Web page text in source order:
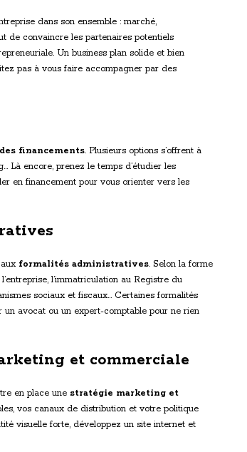
dans son ensemble : marché,
de convaincre les partenaires potentiels
Un business plan solide et bien
pas à vous faire accompagner par des
financements. Plusieurs options s’offrent à
Là encore, prenez le temps d’étudier les
en financement pour vous orienter vers les
formalités administratives. Selon la forme
l’immatriculation au Registre du
sociaux et fiscaux… Certaines formalités
un avocat ou un expert-comptable pour ne rien
et commerciale
en place une stratégie marketing et
vos canaux de distribution et votre politique
visuelle forte, développez un site internet et